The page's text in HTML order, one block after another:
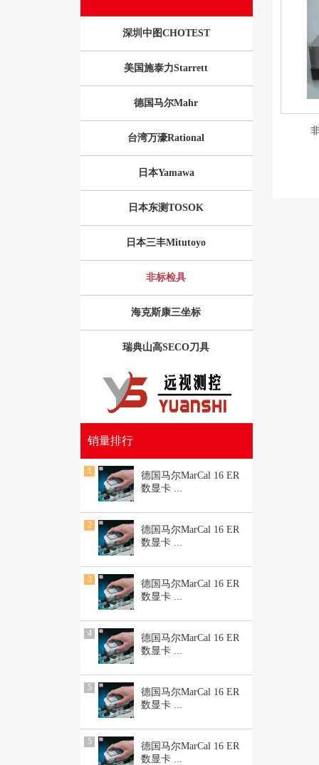
深圳中图CHOTEST
美国施泰力Starrett
德国马尔Mahr
台湾万濠Rational
日本Yamawa
日本东测TOSOK
日本三丰Mitutoyo
非标检具
海克斯康三坐标
瑞典山高SECO刀具
销量排行
1
德国马尔MarCal 16 ER
数显卡
2
德国马尔MarCal 16 ER
数显卡
3
德国马尔MarCal 16 ER
数显卡
4
德国马尔MarCal 16 ER
数显卡
5
德国马尔MarCal 16 ER
数显卡
5
德国马尔MarCal 16 ER
数显卡